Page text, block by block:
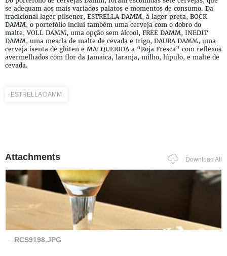
se adequam aos mais variados palatos e momentos de consumo. Da
tradicional lager pilsener, ESTRELLA DAMM, à lager preta, BOCK
DAMM, o portefólio inclui também uma cerveja com o dobro do
malte, VOLL DAMM, uma opção sem álcool, FREE DAMM, INEDIT
DAMM, uma mescla de malte de cevada e trigo, DAURA DAMM, uma
cerveja isenta de glúten e MALQUERIDA a “Roja Fresca” com reflexos
avermelhados com flor da Jamaica, laranja, milho, lúpulo, e malte de
cevada.
ESTRELLA DAMM
Attachments Download All
_RCS9198.JPG